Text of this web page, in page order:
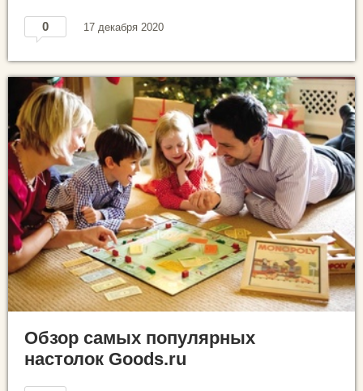
0 17 декабря 2020
Обзор самых популярных
настолок Goods.ru